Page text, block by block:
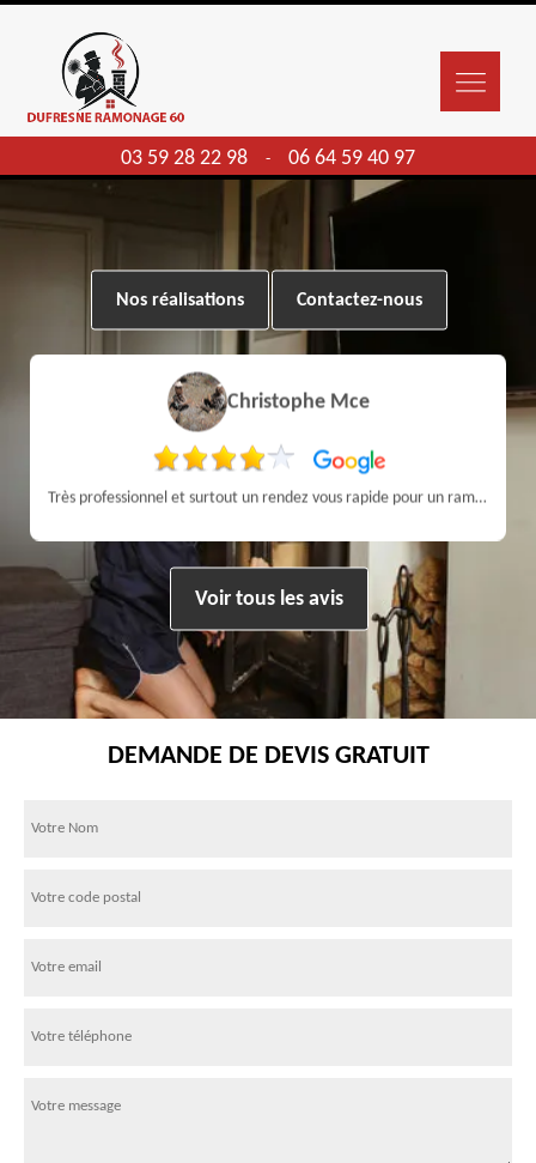
03 59 28 22 98 - 06 64 59 40 97
Nos réalisations Contactez-nous
Christophe Mce
Très professionnel et surtout un rendez vous rapide pour un ramonage efficace
Voir tous les avis
DEMANDE DE DEVIS GRATUIT